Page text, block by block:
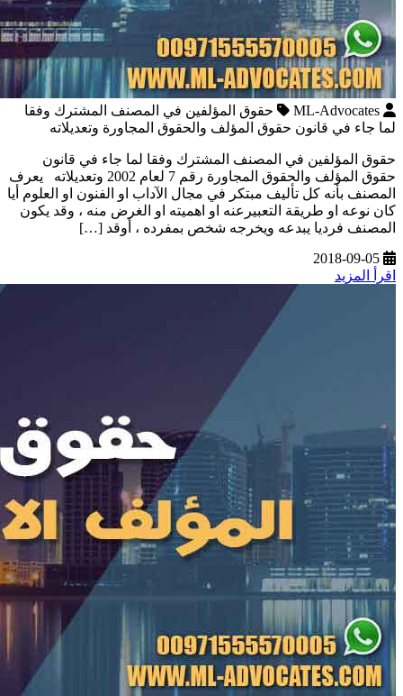
ML-Advocates
حقوق المؤلفين في المصنف المشترك وفقا
لما جاء في قانون حقوق المؤلف والحقوق المجاورة وتعديلاته
حقوق المؤلفين في المصنف المشترك وفقا لما جاء في قانون
حقوق المؤلف والحقوق المجاورة رقم 7 لعام 2002 وتعديلاته يعرف
المصنف بأنه كل تأليف مبتكر في مجال الآداب او الفنون او العلوم أيا
كان نوعه او طريقة التعبيرعنه او اهميته او الغرض منه ، وقد يكون
المصنف فرديا يبدعه ويخرجه شخص بمفرده ، أوقد […]
2018-09-05
اقرأ المزيد